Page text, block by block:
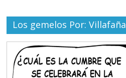
Los gemelos Por: Villafaña